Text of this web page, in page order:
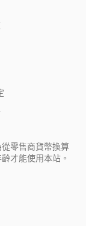
零售商貨幣換算
才能使用本站。